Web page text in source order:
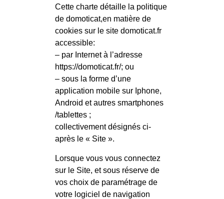
Cette charte détaille la politique
de domoticat,en matière de
cookies sur le site domoticat.fr
accessible:
– par Internet à l’adresse
https://domoticat.fr/; ou
– sous la forme d’une
application mobile sur Iphone,
Android et autres smartphones
/tablettes ;
collectivement désignés ci-
après le « Site ».
Lorsque vous vous connectez
sur le Site, et sous réserve de
vos choix de paramétrage de
votre logiciel de navigation